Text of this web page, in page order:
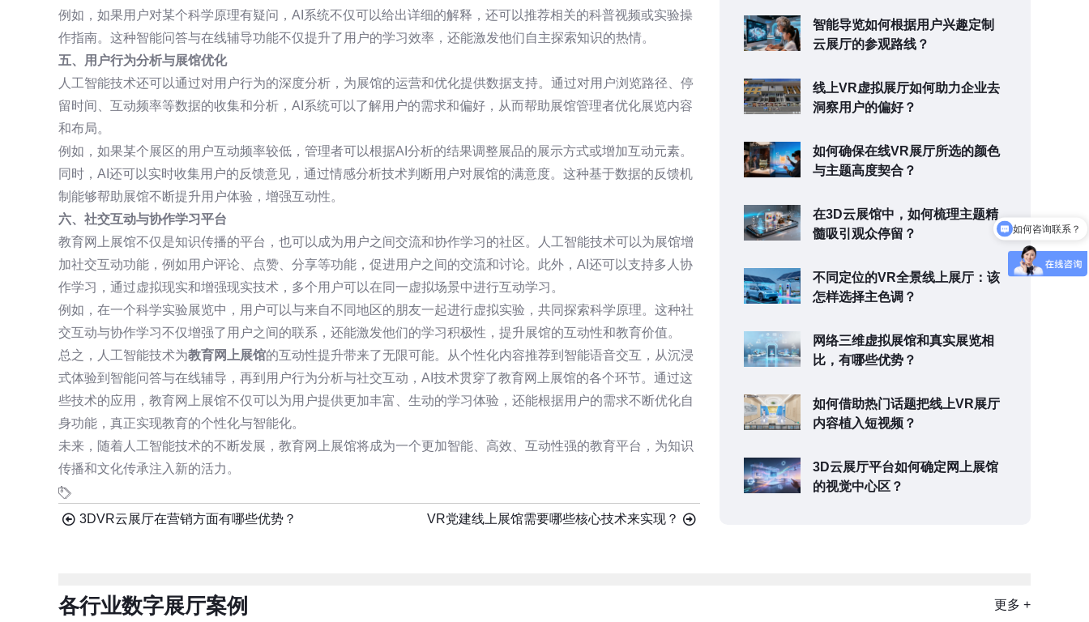
例如，如果用户对某个科学原理有疑问，AI系统不仅可以给出详细的解释，还可以推荐相关的科普视频或实验操
作指南。这种智能问答与在线辅导功能不仅提升了用户的学习效率，还能激发他们自主探索知识的热情。
五、用户行为分析与展馆优化
人工智能技术还可以通过对用户行为的深度分析，为展馆的运营和优化提供数据支持。通过对用户浏览路径、停
留时间、互动频率等数据的收集和分析，AI系统可以了解用户的需求和偏好，从而帮助展馆管理者优化展览内容
和布局。
例如，如果某个展区的用户互动频率较低，管理者可以根据AI分析的结果调整展品的展示方式或增加互动元素。
同时，AI还可以实时收集用户的反馈意见，通过情感分析技术判断用户对展馆的满意度。这种基于数据的反馈机
制能够帮助展馆不断提升用户体验，增强互动性。
六、社交互动与协作学习平台
教育网上展馆不仅是知识传播的平台，也可以成为用户之间交流和协作学习的社区。人工智能技术可以为展馆增
加社交互动功能，例如用户评论、点赞、分享等功能，促进用户之间的交流和讨论。此外，AI还可以支持多人协
作学习，通过虚拟现实和增强现实技术，多个用户可以在同一虚拟场景中进行互动学习。
例如，在一个科学实验展览中，用户可以与来自不同地区的朋友一起进行虚拟实验，共同探索科学原理。这种社
交互动与协作学习不仅增强了用户之间的联系，还能激发他们的学习积极性，提升展馆的互动性和教育价值。
总之，人工智能技术为教育网上展馆的互动性提升带来了无限可能。从个性化内容推荐到智能语音交互，从沉浸
式体验到智能问答与在线辅导，再到用户行为分析与社交互动，AI技术贯穿了教育网上展馆的各个环节。通过这
些技术的应用，教育网上展馆不仅可以为用户提供更加丰富、生动的学习体验，还能根据用户的需求不断优化自
身功能，真正实现教育的个性化与智能化。
未来，随着人工智能技术的不断发展，教育网上展馆将成为一个更加智能、高效、互动性强的教育平台，为知识
传播和文化传承注入新的活力。
3DVR云展厅在营销方面有哪些优势？ VR党建线上展馆需要哪些核心技术来实现？
智能导览如何根据用户兴趣定制
云展厅的参观路线？
线上VR虚拟展厅如何助力企业去
洞察用户的偏好？
如何确保在线VR展厅所选的颜色
与主题高度契合？
在3D云展馆中，如何梳理主题精
髓吸引观众停留？
不同定位的VR全景线上展厅：该
怎样选择主色调？
网络三维虚拟展馆和真实展览相
比，有哪些优势？
如何借助热门话题把线上VR展厅
内容植入短视频？
3D云展厅平台如何确定网上展馆
的视觉中心区？
各行业数字展厅案例 更多 +
可以介绍下你们的产品么